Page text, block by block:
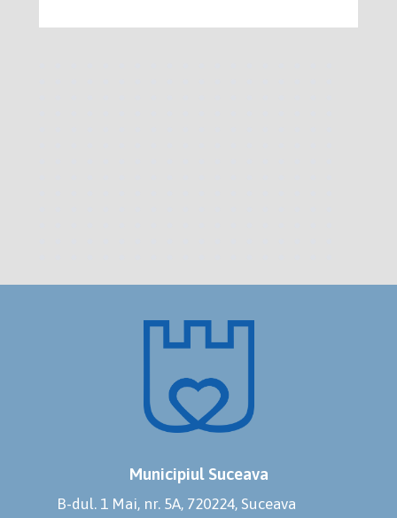
Municipiul Suceava
B-dul. 1 Mai, nr. 5A, 720224, Suceava